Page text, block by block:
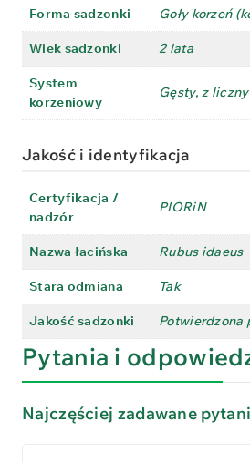
Forma sadzonki Goły korzeń
Wiek sadzonki 2 lata
System
korzeniowy
Gęsty, z
Jakość i identyfikacja
Certyfikacja /
nadzór
PIORiN
Nazwa łacińska Rubus idaeus
Stara odmiana Tak
Jakość sadzonki Potwierdzona
Pytania i
Najczęściej zadawane